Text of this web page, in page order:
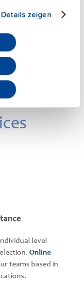
Details zeigen
level
Online
teams based in